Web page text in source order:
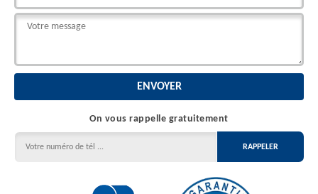
On vous rappelle gratuitement